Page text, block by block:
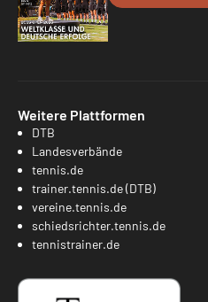
Weitere Plattformen
DTB
Landesverbände
tennis.de
trainer.tennis.de (DTB)
vereine.tennis.de
schiedsrichter.tennis.de
tennistrainer.de